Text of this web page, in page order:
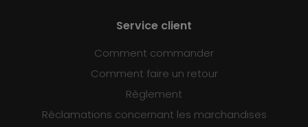
Service client
Comment commander
Comment faire un retour
Règlement
Réclamations concernant les marchandises